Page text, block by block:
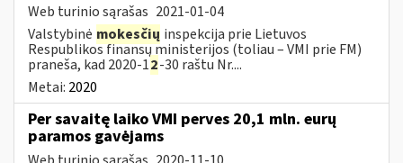
Web turinio sąrašas 2021-01-04
Valstybinė mokesčių inspekcija prie Lietuvos
Respublikos finansų ministerijos (toliau – VMI prie FM)
praneša, kad 2020-12-30 raštu Nr....
Metai: 2020
Per savaitę laiko VMI perves 20,1 mln. eurų
paramos gavėjams